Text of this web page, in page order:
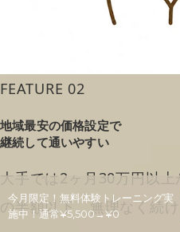
FEATURE 02
地域最安の価格設定で
継続して通いやすい
大手では2ヶ月30万円以
の半額以下。無理なく続
今月限定！無料体験トレーニング実
施中！通常¥5,500→¥0